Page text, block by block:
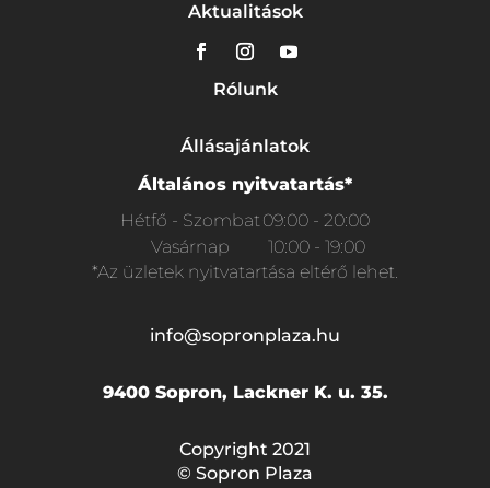
Aktualitások
Rólunk
Állásajánlatok
Általános nyitvatartás*
Hétfő - Szombat09:00 - 20:00
Vasárnap
10:00 - 19:00
*Az üzletek nyitvatartása eltérő lehet.
info@sopronplaza.hu
9400 Sopron, Lackner K. u. 35.
Copyright 2021
© Sopron Plaza